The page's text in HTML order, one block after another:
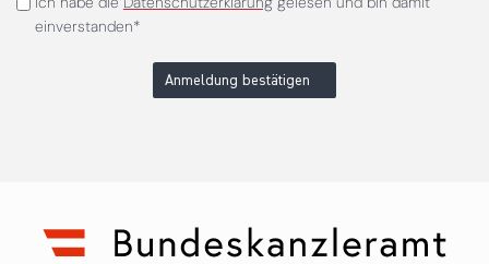
einverstanden*
Anmeldung bestätigen